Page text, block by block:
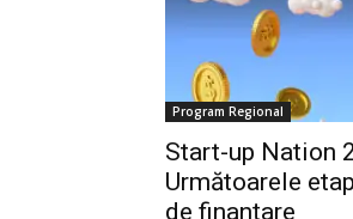
Program Regional
Start-up Nation
Următoarele
de finanțare